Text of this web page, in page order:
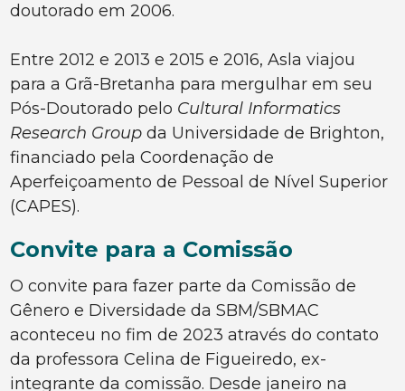
doutorado em 2006.
Entre 2012 e 2013 e 2015 e 2016, Asla viajou
para a Grã-Bretanha para mergulhar em seu
Pós-Doutorado pelo Cultural Informatics
Research Group da Universidade de Brighton,
financiado pela Coordenação de
Aperfeiçoamento de Pessoal de Nível Superior
(CAPES).
Convite para a Comissão
O convite para fazer parte da Comissão de
Gênero e Diversidade da SBM/SBMAC
aconteceu no fim de 2023 através do contato
da professora Celina de Figueiredo, ex-
integrante da comissão. Desde janeiro na